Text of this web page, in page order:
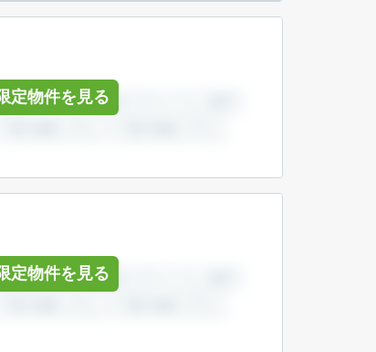
定物件を見る
定物件を見る